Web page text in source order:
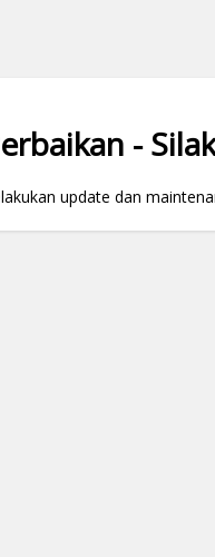
-
update dan